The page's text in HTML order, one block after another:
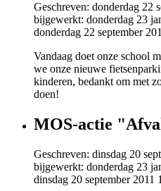
Geschreven: donderdag 22
bijgewerkt: donderdag 23
donderdag 22 september
Vandaag doet onze school
we onze nieuwe
kinderen, bedankt om met
doen!
MOS-actie
Geschreven: dinsdag 20
bijgewerkt: donderdag 23
dinsdag 20 september 2011